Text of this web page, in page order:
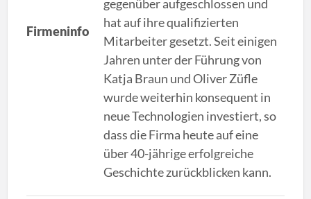
Firmeninfo
gegenüber aufgeschlossen und
hat auf ihre qualifizierten
Mitarbeiter gesetzt. Seit einigen
Jahren unter der Führung von
Katja Braun und Oliver Züfle
wurde weiterhin konsequent in
neue Technologien investiert, so
dass die Firma heute auf eine
über 40-jährige erfolgreiche
Geschichte zurückblicken kann.